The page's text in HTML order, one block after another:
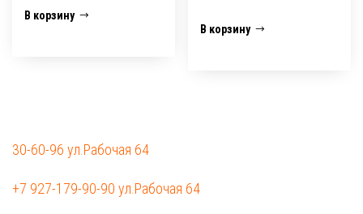
В корзину
В корзину
30-60-96 ул.Рабочая 64
+7 927-179-90-90 ул.Рабочая 64